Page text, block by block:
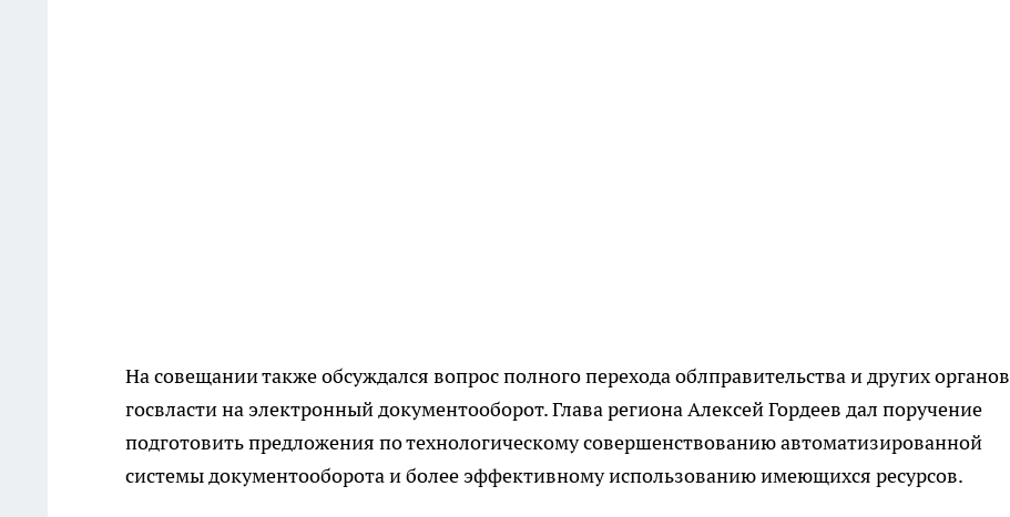
На совещании также обсуждался вопрос полного перехода облправительства и других органов
госвласти на электронный документооборот. Глава региона Алексей Гордеев дал поручение
подготовить предложения по технологическому совершенствованию автоматизированной
системы документооборота и более эффективному использованию имеющихся ресурсов.